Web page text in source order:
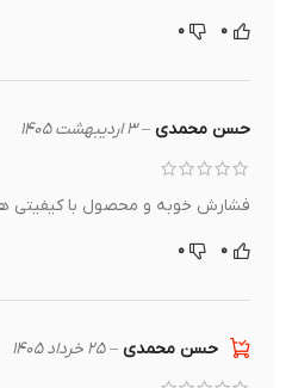
حسن محمدی– ۳ اردیبهشت ۱۴۰۵
فشارش خوبه و محصول با کیفیتی هست
حسن محمدی– ۲۵ خرداد ۱۴۰۵